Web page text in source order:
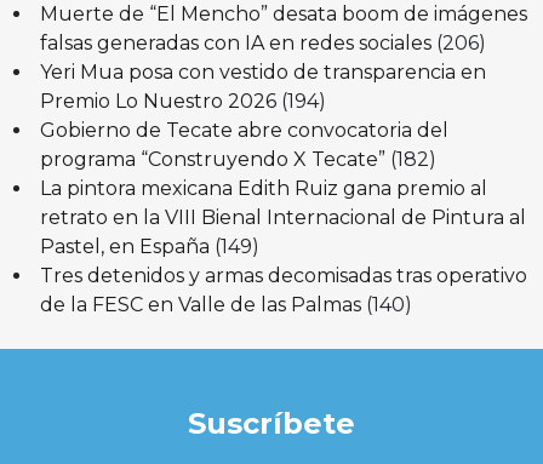
Muerte de “El Mencho” desata boom de imágenes
falsas generadas con IA en redes sociales (206)
Yeri Mua posa con vestido de transparencia en
Premio Lo Nuestro 2026 (194)
Gobierno de Tecate abre convocatoria del
programa “Construyendo X Tecate” (182)
La pintora mexicana Edith Ruiz gana premio al
retrato en la VIII Bienal Internacional de Pintura al
Pastel, en España (149)
Tres detenidos y armas decomisadas tras operativo
de la FESC en Valle de las Palmas (140)
Suscríbete